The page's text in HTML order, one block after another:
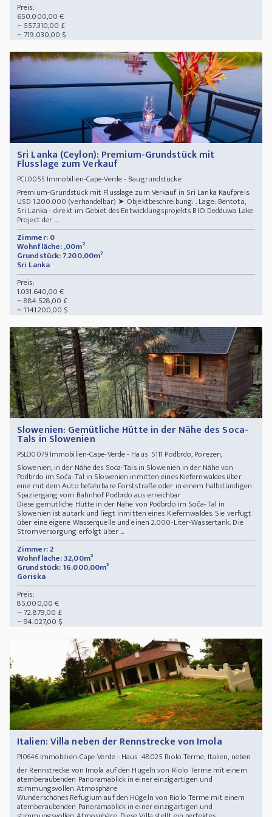
Preis:
650.000,00 €
~ 557.310,00 £
~ 719.030,00 $
Sri Lanka (Ceylon): Premium-Grundstück mit
Flusslage zum Verkauf
PCL0055 Immobilien-Cape-Verde - Baugrundstücke
Premium-Grundstück mit Flusslage zum Verkauf in Sri Lanka Kaufpreis:
USD 1.200.000 (verhandelbar) ➤ Objektbeschreibung: . Lage: Bentota,
Sri Lanka - direkt im Gebiet des Entwicklungsprojekts BIO Dedduwa Lake
Project der ...
Zimmer: 0
Wohnfläche: ,00m²
Grundstück: 7.200,00m²
Sri Lanka
Preis:
1.031.640,00 €
~ 884.528,00 £
~ 1.141.200,00 $
Slowenien: Gemütliche Hütte in der Nähe des Soca-
Tals in Slowenien
PSLO0079Immobilien-Cape-Verde - Haus 5111 Podbrdo, Porezen,
Slowenien, in der Nähe des Soca-Tals in Slowenien in der Nähe von
Podbrdo im Soča-Tal in Slowenien inmitten eines Kiefernwaldes über
eine mit dem Auto befahrbare Forststraße oder in einem halbstündigen
Spaziergang vom Bahnhof Podbrdo aus erreichbar
Diese gemütliche Hütte in der Nähe von Podbrdo im Soča-Tal in
Slowenien ist autark und liegt inmitten eines Kiefernwaldes. Sie verfügt
über eine eigene Wasserquelle und einen 2.000-Liter-Wassertank. Die
Stromversorgung erfolgt über ...
Zimmer: 2
Wohnfläche: 32,00m²
Grundstück: 16.000,00m²
Goriska
Preis:
85.000,00 €
~ 72.879,00 £
~ 94.027,00 $
Italien: Villa neben der Rennstrecke von Imola
PI0646Immobilien-Cape-Verde - Haus 48025 Riolo Terme, Italien, neben
der Rennstrecke von Imola auf den Hügeln von Riolo Terme mit einem
atemberaubenden Panoramablick in einer einzigartigen und
stimmungsvollen Atmosphäre
Wunderschönes Refugium auf den Hügeln von Riolo Terme mit einem
atemberaubenden Panoramablick in einer einzigartigen und